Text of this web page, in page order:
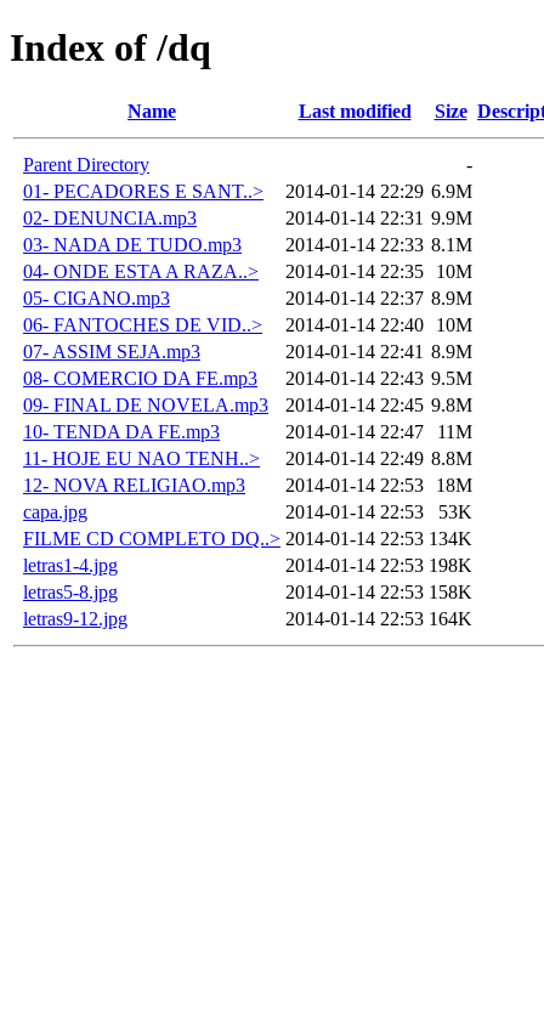
Index of /dq
Name Last modified Size
Parent Directory
-
01- PECADORES E SANT..>
2014-01-14 22:29 6.9M
02- DENUNCIA.mp3
2014-01-14 22:31 9.9M
03- NADA DE TUDO.mp3
2014-01-14 22:33 8.1M
04- ONDE ESTA A RAZA..>
2014-01-14 22:35
10M
05- CIGANO.mp3
2014-01-14 22:37 8.9M
06- FANTOCHES DE VID..>
2014-01-14 22:40
10M
07- ASSIM SEJA.mp3
2014-01-14 22:41 8.9M
08- COMERCIO DA FE.mp3
2014-01-14 22:43 9.5M
09- FINAL DE NOVELA.mp3
2014-01-14 22:45 9.8M
10- TENDA DA FE.mp3
2014-01-14 22:47
11M
11- HOJE EU NAO TENH..>
2014-01-14 22:49 8.8M
12- NOVA RELIGIAO.mp3
2014-01-14 22:53
18M
capa.jpg
2014-01-14 22:53
53K
FILME CD COMPLETO DQ..> 2014-01-14 22:53 134K
letras1-4.jpg
2014-01-14 22:53 198K
letras5-8.jpg
2014-01-14 22:53 158K
letras9-12.jpg
2014-01-14 22:53 164K